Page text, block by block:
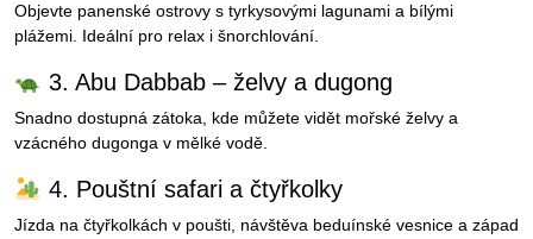
Objevte panenské ostrovy s tyrkysovými lagunami a bílými
plážemi. Ideální pro relax i šnorchlování.
3. Abu Dabbab – želvy a dugong
Snadno dostupná zátoka, kde můžete vidět mořské želvy a
vzácného dugonga v mělké vodě.
4. Pouštní safari a čtyřkolky
Jízda na čtyřkolkách v poušti, návštěva beduínské vesnice a západ